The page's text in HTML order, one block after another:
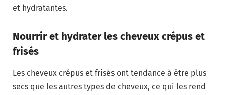
et hydratantes.
Nourrir et hydrater les cheveux crépus et
frisés
Les cheveux crépus et frisés ont tendance à être plus
secs que les autres types de cheveux, ce qui les rend